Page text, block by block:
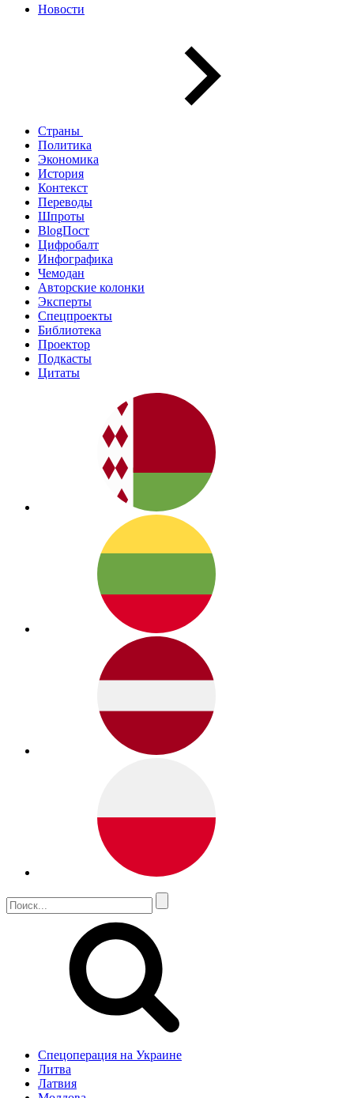
Новости
Страны
Политика
Экономика
История
Контекст
Переводы
Шпроты
BlogПост
Цифробалт
Инфографика
Чемодан
Авторские колонки
Эксперты
Спецпроекты
Библиотека
Проектор
Подкасты
Цитаты
Спецоперация на Украине
Литва
Латвия